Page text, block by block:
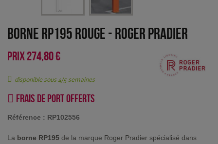
Borne RP195 Rouge - Roger Pradier
PRIX274,80 €
disponible sous 4/5 semaines
Frais de port offerts
Référence : RP102556
La borne RP195 de la marque Roger Pradier spécialisé dans